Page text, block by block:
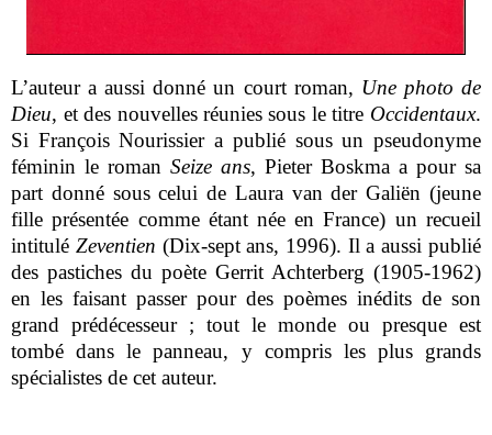
L’auteur a aussi donné un court roman, Une photo de
Dieu, et des nouvelles réunies sous le titre Occidentaux.
Si François Nourissier a publié sous un pseudonyme
féminin le romanSeize ans, Pieter Boskma a pour sa
part donné sous celui de Laura van der Galiën (jeune
fille présentée comme étant née en France) un recueil
intitulé Zeventien (Dix-sept ans, 1996). Il a aussi publié
des pastiches du poète Gerrit Achterberg (1905-1962)
en les faisant passer pour des poèmes inédits de son
grand prédécesseur ; tout le monde ou presque est
tombé dans le panneau, y compris les plus grands
spécialistes de cet auteur.